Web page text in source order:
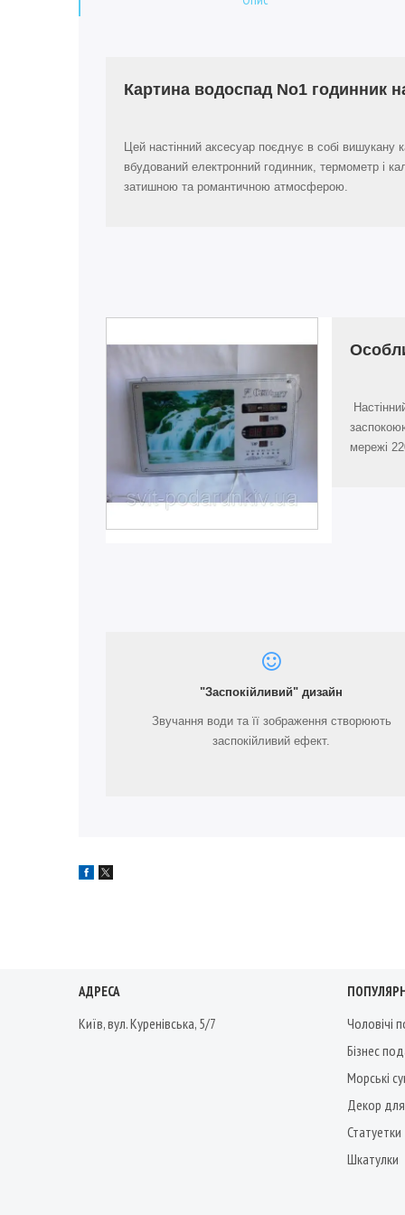
Картина водоспад No1 годинник
Цей настінний аксесуар поєднує в собі вишукану
вбудований електронний годинник, термометр і
затишною та романтичною атмосферою.
мережі
"Заспокійливий" дизайн
Звучання води та її зображення створюють
заспокійливий ефект.
АДРЕСА
Київ, вул. Куренівська, 5/7
Чоловічі
Бізнес
Морські
Декор
Статуетки
Шкатулки